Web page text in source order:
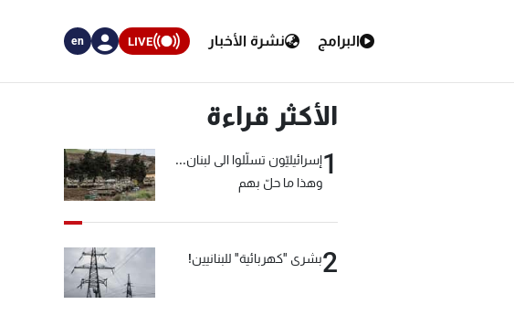
البرامج نشرة الأخبار LIVE
en
الأكثر قراءة
1إسرائيليّون تسلّلوا الى لبنان...
وهذا ما حلّ بهم
2بشرى "كهربائية" للبنانيين!